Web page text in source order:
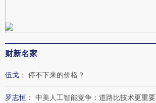
财新名家
伍戈 ： 停不下来的价格？
罗志恒 ： 中美人工智能竞争：道路比技术更重要